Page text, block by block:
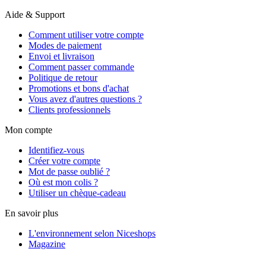
Aide & Support
Comment utiliser votre compte
Modes de paiement
Envoi et livraison
Comment passer commande
Politique de retour
Promotions et bons d'achat
Vous avez d'autres questions ?
Clients professionnels
Mon compte
Identifiez-vous
Créer votre compte
Mot de passe oublié ?
Où est mon colis ?
Utiliser un chèque-cadeau
En savoir plus
L'environnement selon Niceshops
Magazine